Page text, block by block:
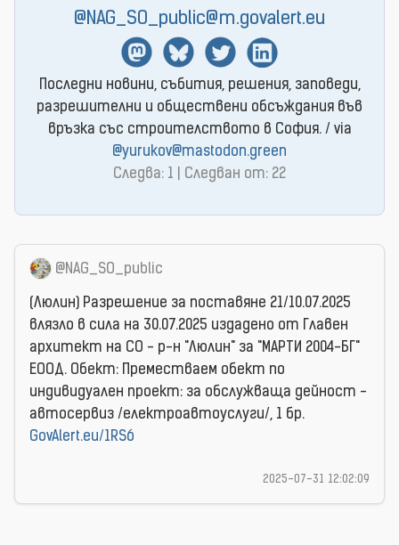
@NAG_SO_public@m.govalert.eu
MastodonBlueSkyTwitterLinkedin
Последни новини, събития, решения, заповеди,
разрешителни и обществени обсъждания във
връзка със строителството в София. / via
@yurukov@mastodon.green
Следва: 1 | Следван от: 22
@NAG_SO_public
(Люлин) Разрешение за поставяне 21/10.07.2025
влязло в сила на 30.07.2025 издаденo от Главен
архитект на СО - р-н "Люлин" за "МАРТИ 2004-БГ"
ЕООД. Обект: Преместваем обект по
индивидуален проект: за обслужваща дейност -
автосервиз /електроавтоуслуги/, 1 бр.
GovAlert.eu/1RS6
2025-07-31 12:02:09